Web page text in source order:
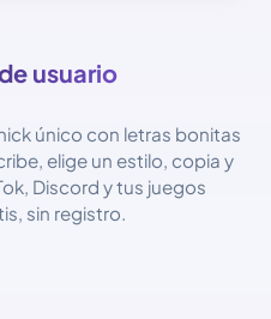
usuario
único con letras bonitas
elige un estilo, copia y
Discord y tus juegos
sin registro.